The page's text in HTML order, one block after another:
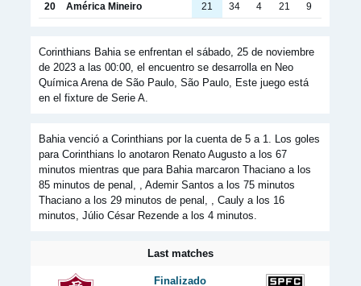
20 América Mineiro 21 34 4 21 9
Corinthians Bahia se enfrentan el sábado, 25 de noviembre
de 2023 a las 00:00, el encuentro se desarrolla en Neo
Química Arena de São Paulo, São Paulo, Este juego está
en el fixture de Serie A.
Bahia venció a Corinthians por la cuenta de 5 a 1. Los goles
para Corinthians lo anotaron Renato Augusto a los 67
minutos mientras que para Bahia marcaron Thaciano a los
85 minutos de penal, , Ademir Santos a los 75 minutos
Thaciano a los 29 minutos de penal, , Cauly a los 16
minutos, Júlio César Rezende a los 4 minutos.
Last matches
Finalizado